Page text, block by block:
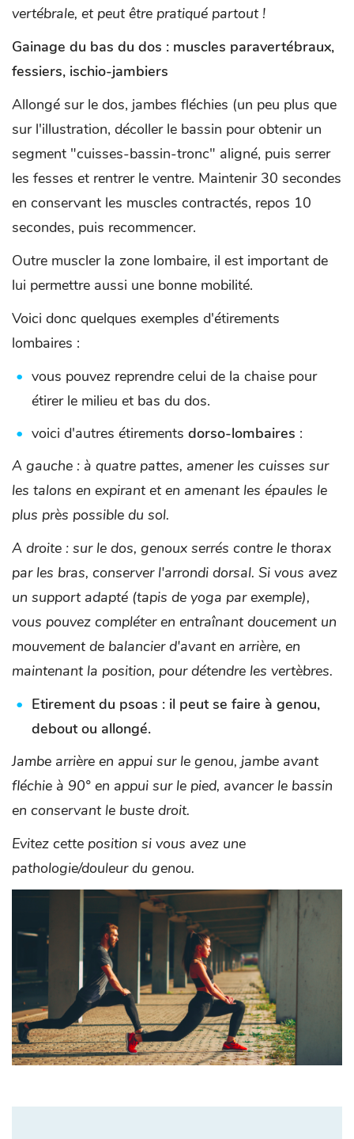
vertébrale, et peut être pratiqué partout !
Gainage du bas du dos : muscles paravertébraux,
fessiers, ischio-jambiers
Allongé sur le dos, jambes fléchies (un peu plus que
sur l'illustration, décoller le bassin pour obtenir un
segment "cuisses-bassin-tronc" aligné, puis serrer
les fesses et rentrer le ventre. Maintenir 30 secondes
en conservant les muscles contractés, repos 10
secondes, puis recommencer.
Outre muscler la zone lombaire, il est important de
lui permettre aussi une bonne mobilité.
Voici donc quelques exemples d'étirements
lombaires :
vous pouvez reprendre celui de la chaise pour
étirer le milieu et bas du dos.
voici d'autres étirements dorso-lombaires :
A gauche : à quatre pattes, amener les cuisses sur
les talons en expirant et en amenant les épaules le
plus près possible du sol.
A droite : sur le dos, genoux serrés contre le thorax
par les bras, conserver l'arrondi dorsal. Si vous avez
un support adapté (tapis de yoga par exemple),
vous pouvez compléter en entraînant doucement un
mouvement de balancier d'avant en arrière, en
maintenant la position, pour détendre les vertèbres.
Etirement du psoas : il peut se faire à genou,
debout ou allongé.
Jambe arrière en appui sur le genou, jambe avant
fléchie à 90° en appui sur le pied, avancer le bassin
en conservant le buste droit.
Evitez cette position si vous avez une
pathologie/douleur du genou.